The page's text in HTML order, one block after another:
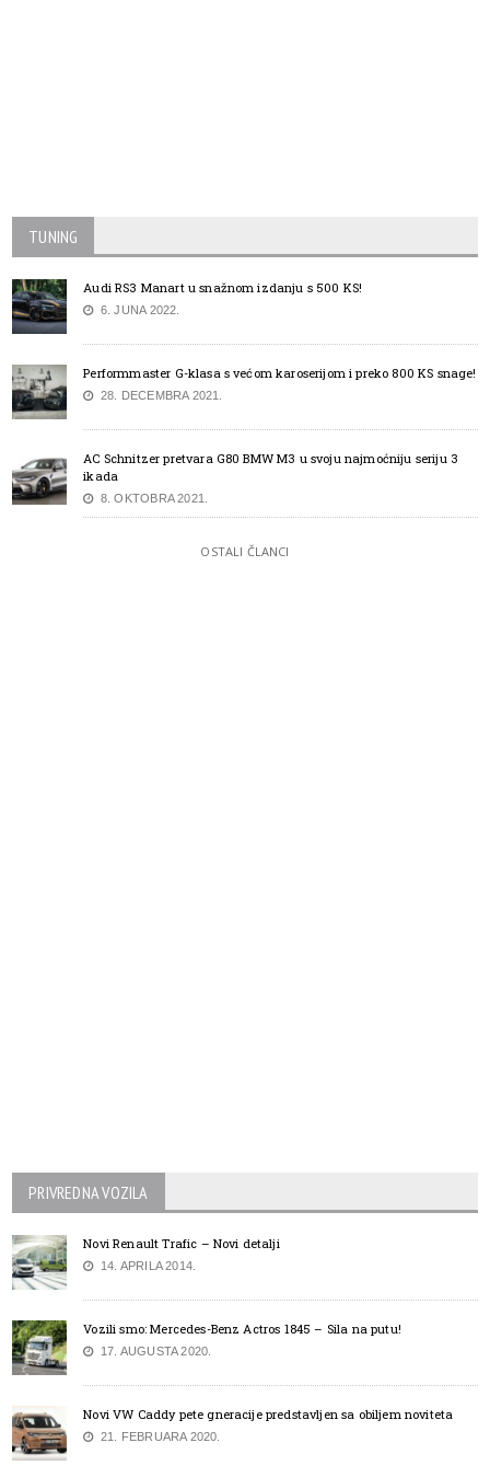
TUNING
Audi RS3 Manart u snažnom izdanju s 500 KS!
6. JUNA 2022.
Performmaster G-klasa s većom karoserijom i preko 800 KS snage!
28. DECEMBRA 2021.
AC Schnitzer pretvara G80 BMW M3 u svoju najmoćniju seriju 3
ikada
8. OKTOBRA 2021.
OSTALI ČLANCI
PRIVREDNA VOZILA
Novi Renault Trafic – Novi detalji
14. APRILA 2014.
Vozili smo: Mercedes-Benz Actros 1845 – Sila na putu!
17. AUGUSTA 2020.
Novi VW Caddy pete gneracije predstavljen sa obiljem noviteta
21. FEBRUARA 2020.